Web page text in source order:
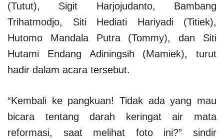
(Tutut), Sigit Harjojudanto, Bambang
Trihatmodjo, Siti Hediati Hariyadi (Titiek),
Hutomo Mandala Putra (Tommy), dan Siti
Hutami Endang Adiningsih (Mamiek), turut
hadir dalam acara tersebut.
“Kembali ke pangkuan! Tidak ada yang mau
bicara tentang darah keringat air mata
reformasi, saat melihat foto ini?” sindir